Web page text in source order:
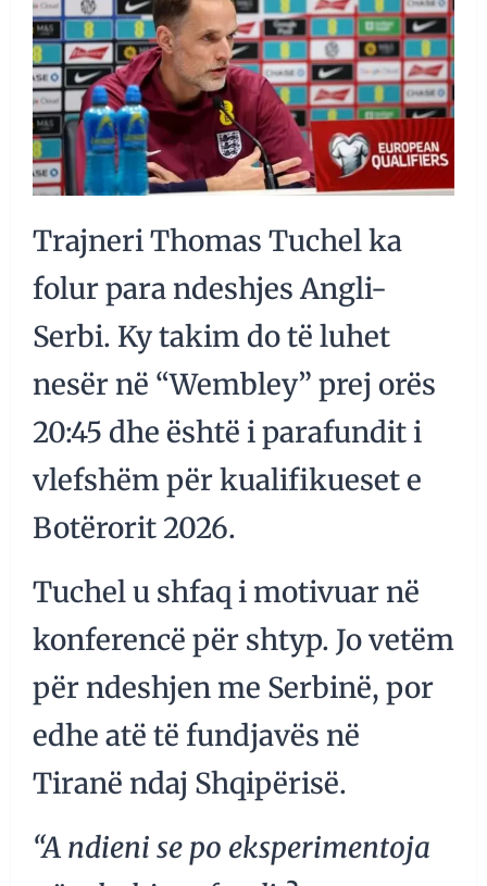
Trajneri Thomas Tuchel ka
folur para ndeshjes Angli-
Serbi. Ky takim do të luhet
nesër në “Wembley” prej orës
20:45 dhe është i parafundit i
vlefshëm për kualifikueset e
Botërorit 2026.
Tuchel u shfaq i motivuar në
konferencë për shtyp. Jo vetëm
për ndeshjen me Serbinë, por
edhe atë të fundjavës në
Tiranë ndaj Shqipërisë.
“A ndieni se po eksperimentoja